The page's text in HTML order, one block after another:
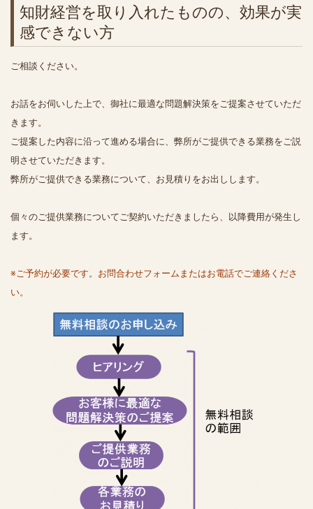
知財経営を取り入れたものの、効果が実
感できない方
ご相談ください。
お話をお伺いした上で、御社に最適な問題解決策をご提案させていただ
きます。
ご提案した内容に沿って進める場合に、弊所がご提供できる業務をご説
明させていただきます。
弊所がご提供できる業務について、お見積りをお出しします。
個々のご提供業務についてご契約いただきましたら、以降費用が発生し
ます。
※ご予約が必要です。お問合わせフォームまたはお電話でご連絡くださ
い。